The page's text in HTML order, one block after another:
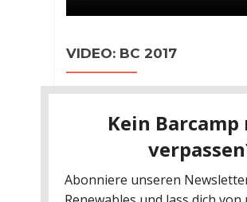
VIDEO: BC 2017